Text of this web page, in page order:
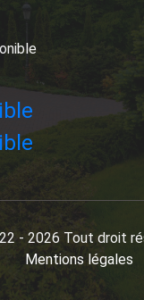
- 2026 Tout droit
Mentions légales